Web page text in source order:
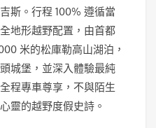
斯。行程 100% 遵循當
地形越野配置，由首都
米的松庫勒高山湖泊，
城堡，並深入體驗最純
程專車尊享，不與陌生
靈的越野度假史詩。